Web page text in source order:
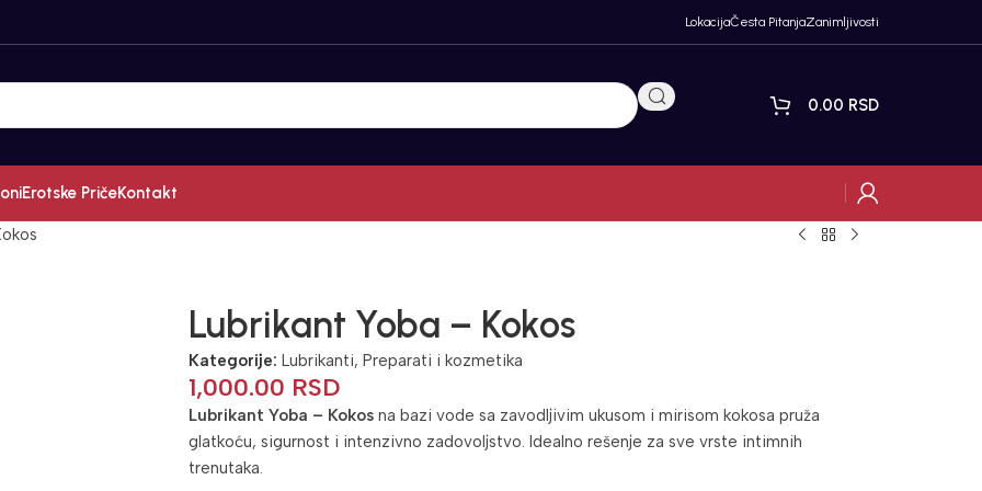
LokacijaČesta PitanjaZanimljivosti
0.00 RSD
Erotske PričeKontakt
Lubrikant Yoba – Kokos
Kategorije: Lubrikanti, Preparati i kozmetika
1,000.00 RSD
Lubrikant Yoba – Kokos na bazi vode sa zavodljivim ukusom i mirisom kokosa pruža
glatkoću, sigurnost i intenzivno zadovoljstvo. Idealno rešenje za sve vrste intimnih
trenutaka.